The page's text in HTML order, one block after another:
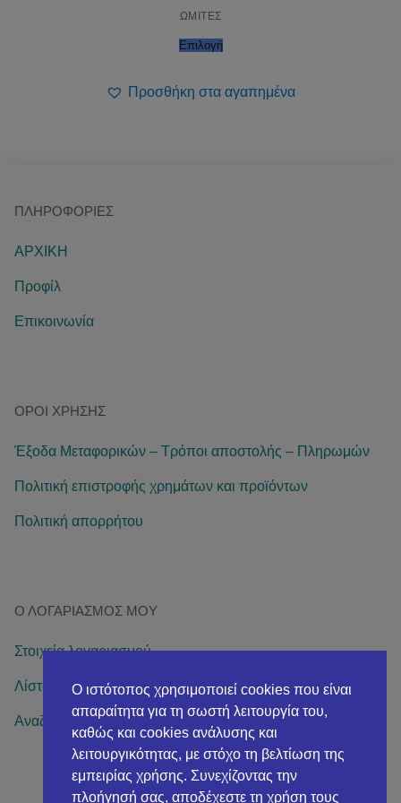
ΩΜΙΤΕΣ
Επιλογή
Προσθήκη στα αγαπημένα
ΠΛΗΡΟΦΟΡΊΕΣ
ΑΡΧΙΚΗ
Προφίλ
Επικοινωνία
ΌΡΟΙ ΧΡΉΣΗΣ
Έξοδα Μεταφορικών – Τρόποι αποστολής – Πληρωμών
Πολιτική επιστροφής χρημάτων και προϊόντων
Πολιτική απορρήτου
Ο ΛΟΓΑΡΙΑΣΜΌΣ ΜΟΥ
Στοιχεία λογαριασμού
Λίστα επιθυμιών
Αναζήτηση παραγγελίας
Ο ιστότοπος χρησιμοποιεί cookies που είναι
απαραίτητα για τη σωστή λειτουργία του,
καθώς και cookies ανάλυσης και
λειτουργικότητας, με στόχο τη βελτίωση της
εμπειρίας χρήσης. Συνεχίζοντας την
πλοήγησή σας, αποδέχεστε τη χρήση τους